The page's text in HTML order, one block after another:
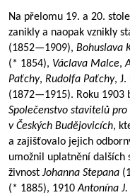
Na přelomu 19. a 20.
zanikly a naopak vznikly
(1852—1909), Bohuslava
(* 1854), Václava Malce,
Paťchy, Rudolfa Paťchy, J.
(1872—1915). Roku 1903
Společenstvo stavitelů
v Českých Budějovicích,
a zajišťovalo jejich
umožnil uplatnění dalších
živnost Johanna Stepana (
(* 1885), 1910Antonína J.